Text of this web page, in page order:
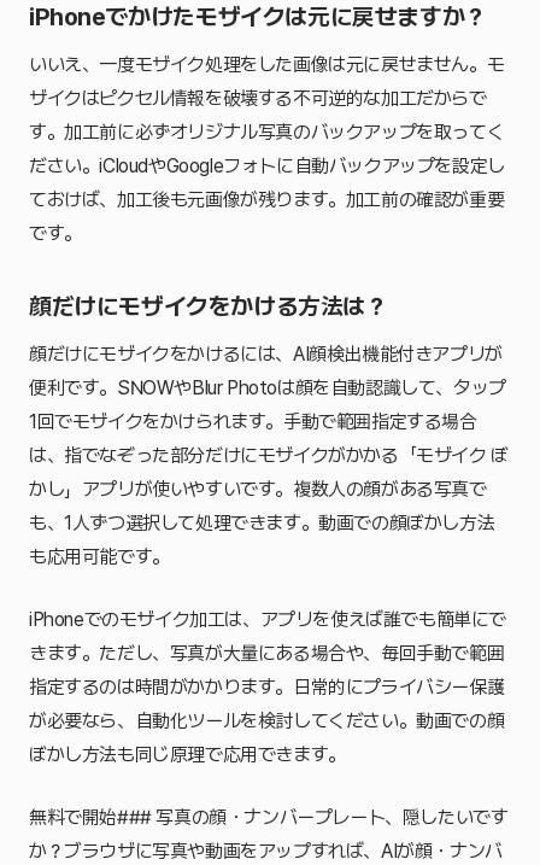
iPhoneでかけたモザイクは元に戻せますか？
いいえ、一度モザイク処理をした画像は元に戻せません。モ
ザイクはピクセル情報を破壊する不可逆的な加工だからで
す。加工前に必ずオリジナル写真のバックアップを取ってく
ださい。iCloudやGoogleフォトに自動バックアップを設定し
ておけば、加工後も元画像が残ります。加工前の確認が重要
です。
顔だけにモザイクをかける方法は？
顔だけにモザイクをかけるには、AI顔検出機能付きアプリが
便利です。SNOWやBlur Photoは顔を自動認識して、タップ
1回でモザイクをかけられます。手動で範囲指定する場合
は、指でなぞった部分だけにモザイクがかかる「モザイク ぼ
かし」アプリが使いやすいです。複数人の顔がある写真で
も、1人ずつ選択して処理できます。動画での顔ぼかし方法
も応用可能です。
iPhoneでのモザイク加工は、アプリを使えば誰でも簡単にで
きます。ただし、写真が大量にある場合や、毎回手動で範囲
指定するのは時間がかかります。日常的にプライバシー保護
が必要なら、自動化ツールを検討してください。動画での顔
ぼかし方法も同じ原理で応用できます。
無料で開始### 写真の顔・ナンバープレート、隠したいです
か？ブラウザに写真や動画をアップすれば、AIが顔・ナンバ